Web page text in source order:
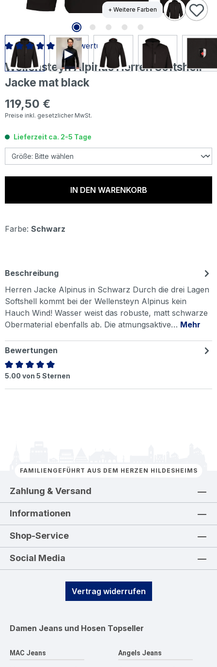
+ Weitere Farben
Wellensteyn Alpinus Herren Softshell
Jacke mat black
Regulärer Preis:
119,50 €
Preise inkl. gesetzlicher MwSt.
Durchschnittliche Bewertung von 5 von 5 Sternen
8 Bewertungen
Lieferzeit ca. 2-5 Tage
IN DEN WARENKORB
Farbe: Schwarz
Beschreibung
Herren Jacke Alpinus in Schwarz Durch die drei Lagen
Softshell kommt bei der Wellensteyn Alpinus kein
Hauch Wind! Wasser weist das robuste, matt schwarze
Obermaterial ebenfalls ab. Die atmungsaktive… Mehr
Bewertungen
Durchschnittliche Bewertung von 5 von 5 Sternen
5.00 von 5 Sternen
FAMILIENGEFÜHRT AUS DEM HERZEN HILDESHEIMS
Zahlung & Versand
Informationen
Shop-Service
Social Media
Vertrag widerrufen
Damen Jeans und Hosen Topseller
MAC Jeans Angels Jeans